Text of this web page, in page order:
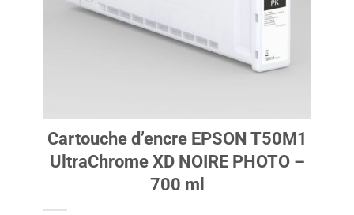
Cartouche d’encre EPSON T50M1
UltraChrome XD NOIRE PHOTO –
700 ml